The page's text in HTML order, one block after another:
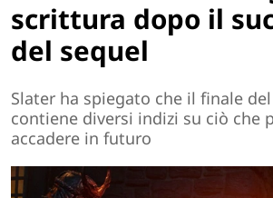
scrittura dopo il
del sequel
Slater ha spiegato che il finale
contiene diversi indizi su ciò che
accadere in futuro